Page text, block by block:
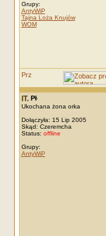
Grupy:
AntyWiP
Tajna Loża Knujów
WOM
IT.
Ukochana żona orka
Dołączyła: 15 Lip 2005
Skąd: Czeremcha
Status: offline
Grupy:
AntyWiP